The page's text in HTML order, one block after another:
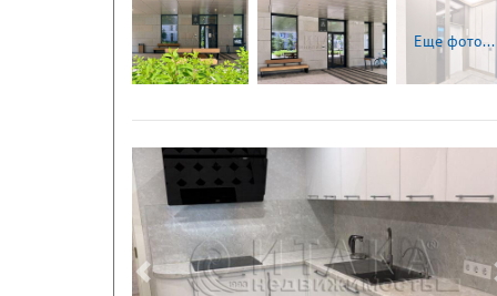
Еще фото...
Следующая